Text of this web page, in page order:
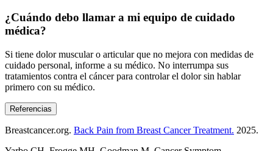
¿Cuándo debo llamar a mi equipo de cuidado
médica?
Si tiene dolor muscular o articular que no mejora con medidas de
cuidado personal, informe a su médico. No interrumpa sus
tratamientos contra el cáncer para controlar el dolor sin hablar
primero con su médico.
Referencias
Breastcancer.org. Back Pain from Breast Cancer Treatment. 2025.